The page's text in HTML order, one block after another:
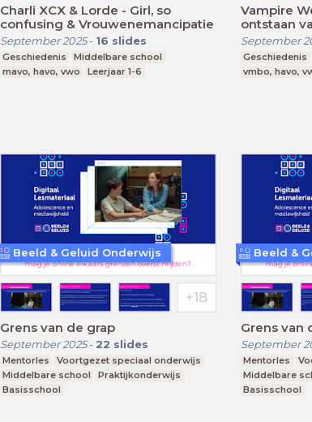
Charli XCX & Lorde - Girl, so
confusing & Vrouwenemancipatie
September 2025- 16 slides
Geschiedenis
Middelbare school
mavo, havo, vwo
Leerjaar 1-6
Vampire
ontstaan
September
Geschiedenis
vmbo, havo,
Grens van de grap
September 2025- 22 slides
Mentorles
Voortgezet speciaal onderwijs
Middelbare school
Praktijkonderwijs
Basisschool
Beeld & Geluid Onderwijs
Grens van
September
Mentorles
Middelbare
Basisschool
Beeld &